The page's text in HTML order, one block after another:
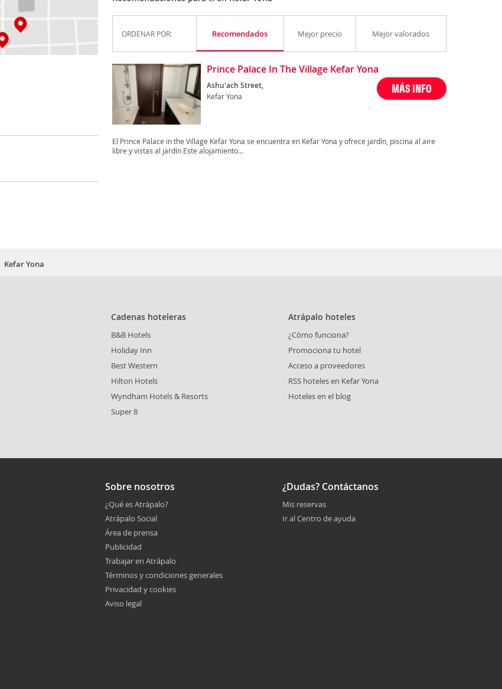
ORDENAR POR: Recomendados Mejor precio Mejor valorados
Prince Palace In The Village Kefar Yona
Ashu'ach Street,
Kefar Yona
MÁS INFO
El Prince Palace in the Village Kefar Yona se encuentra en Kefar Yona y ofrece jardín, piscina al aire
libre y vistas al jardín Este alojamiento...
Kefar Yona
Cadenas hoteleras
B&B Hotels
Holiday Inn
Best Western
Hilton Hotels
Wyndham Hotels & Resorts
Super 8
Atrápalo hoteles
¿Cómo funciona?
Promociona tu hotel
Acceso a proveedores
RSS hoteles en Kefar Yona
Hoteles en el blog
Sobre nosotros
¿Qué es Atrápalo?
Atrápalo Social
Área de prensa
Publicidad
Trabajar en Atrápalo
Términos y condiciones generales
Privacidad y cookies
Aviso legal
¿Dudas? Contáctanos
Mis reservas
Ir al Centro de ayuda